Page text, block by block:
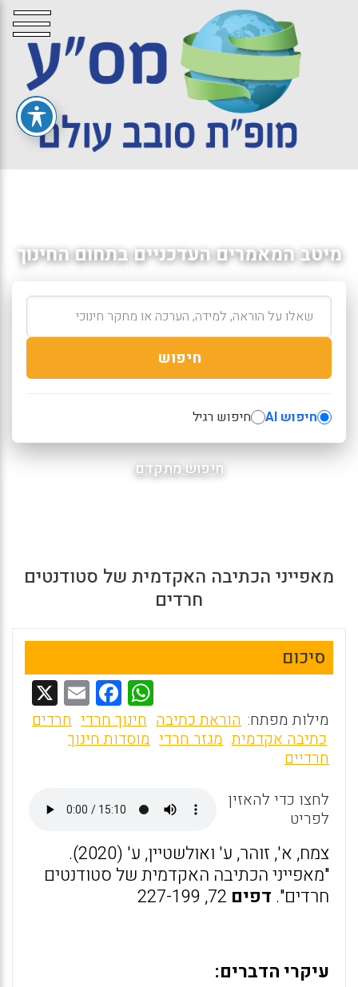
מיטב המאמרים העדכניים בתחום החינוך
חיפוש
חיפוש AI חיפוש רגיל
חיפוש מתקדם
מאפייני הכתיבה האקדמית של סטודנטים
חרדים
סיכום
W
h
at
A
p
p
F
a
ce
o
o
k
E
m מילות מפתח: הוראת כתיבה חינוך חרדי חרדים
כתיבה אקדמית מגזר חרדי מוסדות חינוך
חרדיים
לחצו כדי להאזין
לפריט
צמח, א', זוהר, ע' ואולשטיין, ע' (2020).
"מאפייני הכתיבה האקדמית של סטודנטים
חרדים". דפים
עיקרי הדברים: